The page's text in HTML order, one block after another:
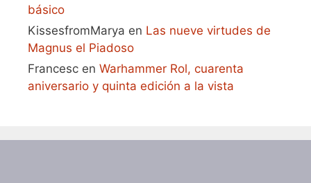
básico
KissesfromMarya en Las nueve virtudes de
Magnus el Piadoso
Francesc en Warhammer Rol, cuarenta
aniversario y quinta edición a la vista